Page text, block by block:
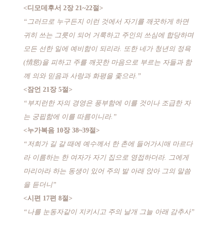
<디모데후서 2장 21~22절>
“그러므로 누구든지 이런 것에서 자기를 깨끗하게 하면
귀히 쓰는 그릇이 되어 거룩하고 주인의 쓰심에 합당하며
모든 선한 일에 예비함이 되리라. 또한 네가 청년의 정욕
(情慾)을 피하고 주를 깨끗한 마음으로 부르는 자들과 함
께 의와 믿음과 사랑과 화평을 좇으라.”
<잠언 21장 5절>
“부지런한 자의 경영은 풍부함에 이를 것이나 조급한 자
는 궁핍함에 이를 따름이니라.”
<누가복음 10장 38~39절>
“저희가 길 갈 때에 예수께서 한 촌에 들어가시매 마르다
라 이름하는 한 여자가 자기 집으로 영접하더라. 그에게
마리아라 하는 동생이 있어 주의 발 아래 앉아 그의 말씀
을 듣더니”
<시편 17편 8절>
“나를 눈동자같이 지키시고 주의 날개 그늘 아래 감추사”